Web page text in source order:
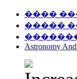
����
�����
Astronomy